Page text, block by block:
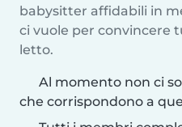
babysitter affidabili in
ci vuole per convincere
letto.
Al momento non ci
che corrispondono a